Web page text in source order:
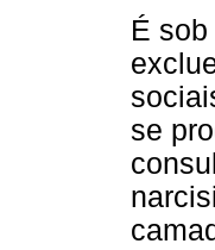
É
se